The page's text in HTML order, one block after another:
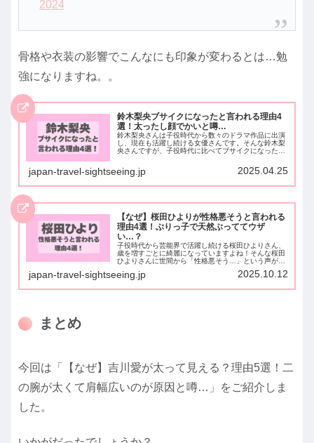
2024
骨格や衣装の影響でこんなにも印象が変わるとは…勉
強になりますね。。
鈴木梨央ブサイクになったと言われる理由4
選！太ったし顔でかいと噂…
鈴木梨央さんは子役時代から数々のドラマ作品に出演
し、現在も活躍し続ける女優さんです。そんな鈴木梨
央さんですが、子役時代に比べてブサイクになったと
な世間の声がありますが実際はどうなんでしょう
か？…
japan-travel-sightseeing.jp 2025.04.25
【なぜ】桜田ひよりが性格悪そうと言われる
理由4選！ぶりっ子で天然ぶっててウザ
い…？
子役時代から芸能界で活躍し続ける桜田ひよりさん、
歳を増すごとに綺麗になっていますよね！そんな桜田
ひよりさんに世間から「性格悪そう…」という声がチ
ってる」という具体的な声もいくつかあります…そ
japan-travel-sightseeing.jp 2025.10.12
まとめ
今回は「【なぜ】吉川愛が太って見える？理由5選！二
の腕が太くて肩幅広いのが原因と噂…」をご紹介しま
した。